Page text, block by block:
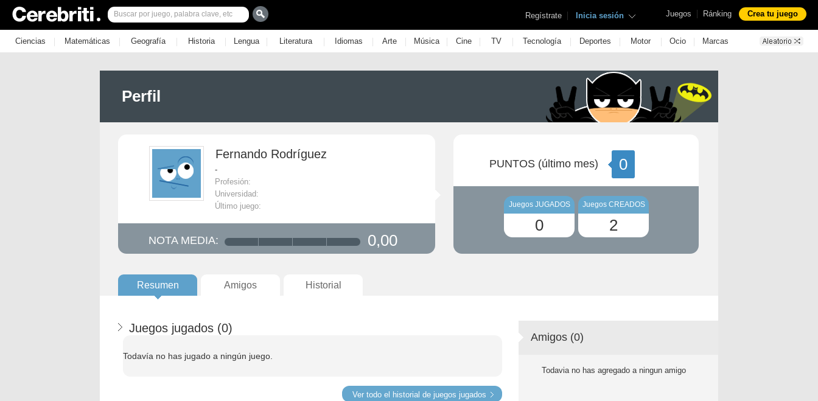
Juegos | Ránking Crea tu juego
Regístrate | Inicia sesión
Ciencias | Matemáticas | Geografía | Historia | Lengua | Literatura | Idiomas | Arte | Música | Cine | TV | Tecnología | Deportes | Motor | Ocio | Marcas
Perfil
Fernando Rodríguez
-
Profesión:
Universidad:
Último juego:
NOTA MEDIA: 0,00
PUNTOS (último mes) 0
Juegos JUGADOS
0
Juegos CREADOS
2
Resumen Amigos Historial
Juegos jugados (0)
Todavía no has jugado a ningún juego.
Ver todo el historial de juegos jugados
Amigos (0)
Todavia no has agregado a ningun amigo